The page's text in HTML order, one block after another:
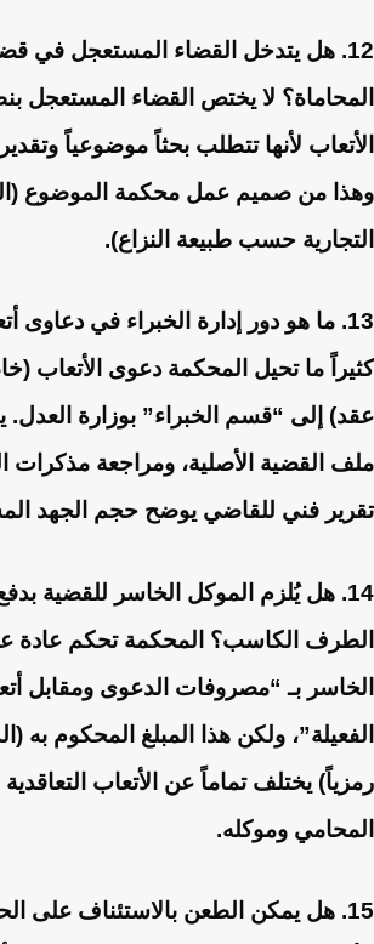
12. هل يتدخل القضاء المستعجل في
المحاماة؟ لا يختص القضاء المستعجل
الأتعاب لأنها تتطلب بحثاً موضوعياً
وهذا من صميم عمل محكمة الموضوع
التجارية حسب طبيعة النزاع).
13. ما هو دور إدارة الخبراء في دعاوى أتعاب المحاماة؟
كثيراً ما تحيل المحكمة دعوى الأتعاب
عقد) إلى “قسم الخبراء” بوزارة العدل.
ملف القضية الأصلية، ومراجعة مذكرات
تقرير فني للقاضي يوضح حجم الجهد
14. هل يُلزم الموكل الخاسر للقضية
الطرف الكاسب؟ المحكمة تحكم
الخاسر بـ “مصروفات الدعوى ومقابل
الفعيلة”، ولكن هذا المبلغ المحكوم به
رمزياً) يختلف تماماً عن الأتعاب التعاقدية
المحامي وموكله.
15. هل يمكن الطعن بالاستئناف على